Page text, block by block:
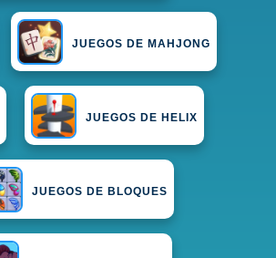
JUEGOS DE MAHJONG
JUEGOS DE HELIX
JUEGOS DE BLOQUES